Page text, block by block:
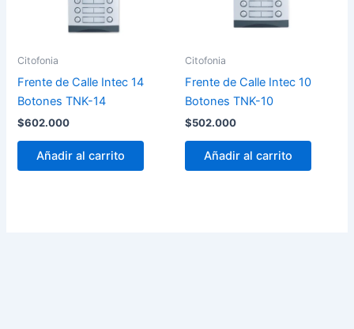
Citofonia
Frente de Calle Intec 14
Botones TNK-14
$602.000
Añadir al carrito
Citofonia
Frente de Calle Intec 10
Botones TNK-10
$502.000
Añadir al carrito